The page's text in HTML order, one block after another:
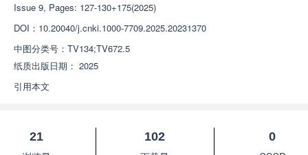
Issue 9, Pages: 127-130+175(2025)
DOI： 10.20040/j.cnki.1000-7709.2025.20231370
中图分类号： TV134;TV672.5
纸质出版日期： 2025
引用本文
21
102
0